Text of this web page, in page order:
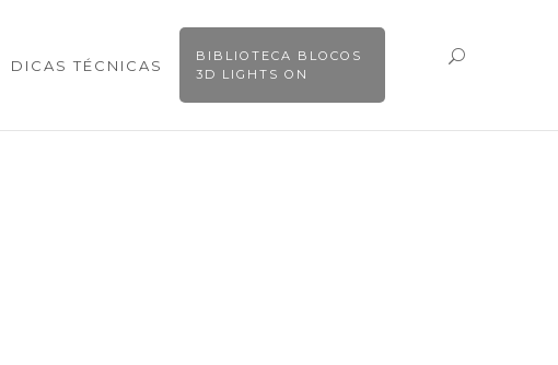
DICAS TÉCNICAS
BIBLIOTECA BLOCOS
3D LIGHTS ON